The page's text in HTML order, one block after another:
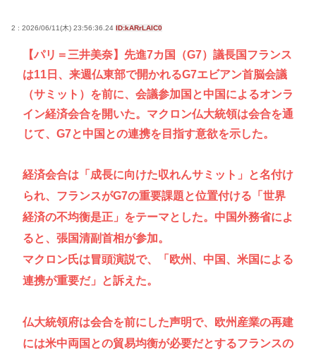
2 : 2026/06/11(木) 23:56:36.24 ID:kARrLAlC0
【パリ＝三井美奈】先進7カ国（G7）議長国フランス
は11日、来週仏東部で開かれるG7エビアン首脳会議
（サミット）を前に、会議参加国と中国によるオンラ
イン経済会合を開いた。マクロン仏大統領は会合を通
じて、G7と中国との連携を目指す意欲を示した。
経済会合は「成長に向けた収れんサミット」と名付け
られ、フランスがG7の重要課題と位置付ける「世界
経済の不均衡是正」をテーマとした。中国外務省によ
ると、張国清副首相が参加。
マクロン氏は冒頭演説で、「欧州、中国、米国による
連携が重要だ」と訴えた。
仏大統領府は会合を前にした声明で、欧州産業の再建
には米中両国との貿易均衡が必要だとするフランスの